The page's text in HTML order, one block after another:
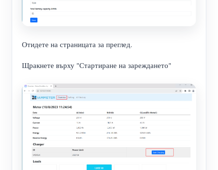
Отидете на страницата за преглед.
Щракнете върху "Стартиране на зареждането"